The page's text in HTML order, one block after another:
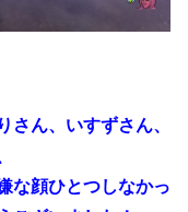
さん、いすずさん、
な顔ひとつしなかっ